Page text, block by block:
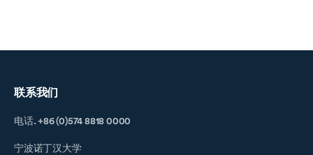
联系我们
电话. +86 (0)574 8818 0000
宁波诺丁汉大学